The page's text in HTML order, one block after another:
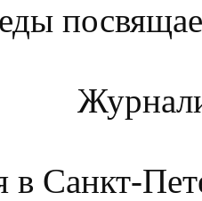
в
в Санкт-